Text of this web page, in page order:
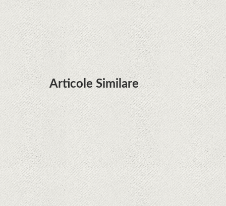
şi e mai curând decât credeam; Are cameră
telephoto cu zoom optic variabil
Articole Similare